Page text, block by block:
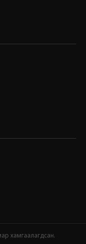
хамгаалагдсан.